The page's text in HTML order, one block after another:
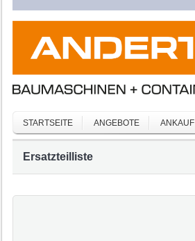
STARTSEITE ANGEBOTE ANKAUF
Ersatzteilliste